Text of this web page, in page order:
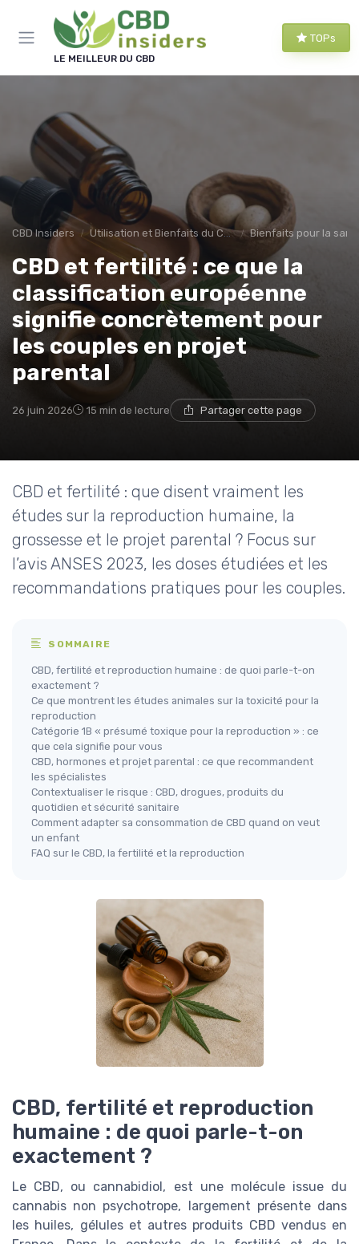
LE MEILLEUR DU CBD
TOPs
CBD Insiders Utilisation et Bienfaits du CBD Bienfaits pour la
CBD et fertilité : ce que la
classification européenne
signifie concrètement pour
les couples en projet
parental
26 juin 2026 15 min de lecture Partager cette page
CBD et fertilité : que disent vraiment les
études sur la reproduction humaine, la
grossesse et le projet parental ? Focus sur
l’avis ANSES 2023, les doses étudiées et les
recommandations pratiques pour les couples.
SOMMAIRE
CBD, fertilité et reproduction humaine : de quoi parle-t-on
exactement ?
Ce que montrent les études animales sur la toxicité pour la
reproduction
Catégorie 1B « présumé toxique pour la reproduction » : ce
que cela signifie pour vous
CBD, hormones et projet parental : ce que recommandent
les spécialistes
Contextualiser le risque : CBD, drogues, produits du
quotidien et sécurité sanitaire
Comment adapter sa consommation de CBD quand on veut
un enfant
FAQ sur le CBD, la fertilité et la reproduction
CBD, fertilité et reproduction
humaine : de quoi parle-t-on
exactement ?
Le CBD, ou cannabidiol, est une molécule issue du
cannabis non psychotrope, largement présente dans
les huiles, gélules et autres produits CBD vendus en
Panneau de gestion des cookies